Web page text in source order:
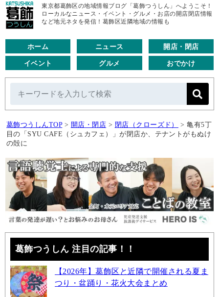
東京都葛飾区の地域情報ブログ「葛飾つうしん」へようこそ！
ローカルなニュース・イベント・グルメ・お店の開店閉店情報
など地元ネタを発信！葛飾区近隣地域の情報も
ホーム ニュース 開店・閉店
イベント グルメ おでかけ
葛飾つうしんTOP > 開店・閉店 > 閉店（クローズド） > 亀有5丁
目の「SYU CAFE（シュカフェ）」が閉店か、テナントがもぬけ
の殻に
葛飾つうしん 注目の記事！！
【2026年】葛飾区と近隣で開催される夏ま
つり・盆踊り・花火大会まとめ